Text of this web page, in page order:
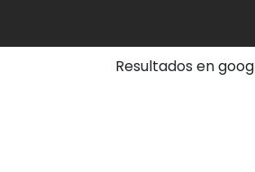
Resultados en